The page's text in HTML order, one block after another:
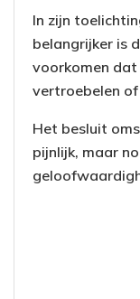
In zijn
belangrijker is
voorkomen dat
vertroebelen
Het besluit
pijnlijk, maar